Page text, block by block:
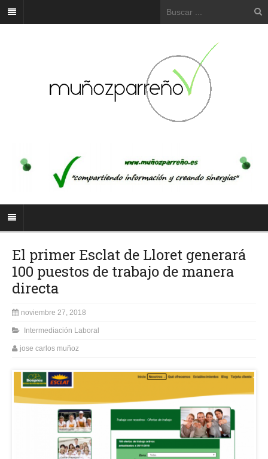
El primer Esclat de Lloret generará
100 puestos de trabajo de manera
directa
noviembre 27, 2018
Intermediación Laboral
jose carlos muñoz